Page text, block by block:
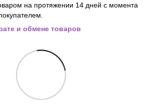
на протяжении 14 дней с момента
и обмене товаров